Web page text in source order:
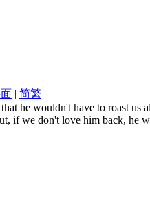
| 简繁
he wouldn't have to roast us
if we don't love him back, he